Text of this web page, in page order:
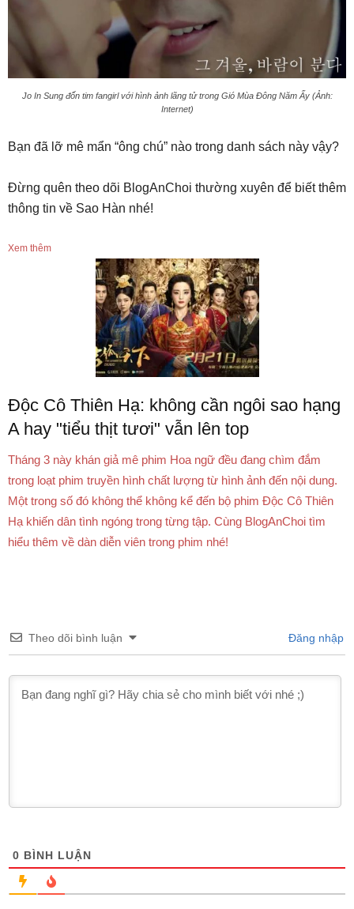
Jo In Sung đốn tim fangirl với hình ảnh lãng tử trong Gió Mùa Đông Năm Ấy (Ảnh:
Internet)
Bạn đã lỡ mê mẩn “ông chú” nào trong danh sách này vậy?
Đừng quên theo dõi BlogAnChoi thường xuyên để biết thêm
thông tin về Sao Hàn nhé!
Xem thêm
Độc Cô Thiên Hạ: không cần ngôi sao hạng
A hay "tiểu thịt tươi" vẫn lên top
Tháng 3 này khán giả mê phim Hoa ngữ đều đang chìm đắm
trong loạt phim truyền hình chất lượng từ hình ảnh đến nội dung.
Một trong số đó không thể không kể đến bộ phim Độc Cô Thiên
Hạ khiến dân tình ngóng trong từng tập. Cùng BlogAnChoi tìm
hiểu thêm về dàn diễn viên trong phim nhé!
Theo dõi bình luận Đăng nhập
0 BÌNH LUẬN